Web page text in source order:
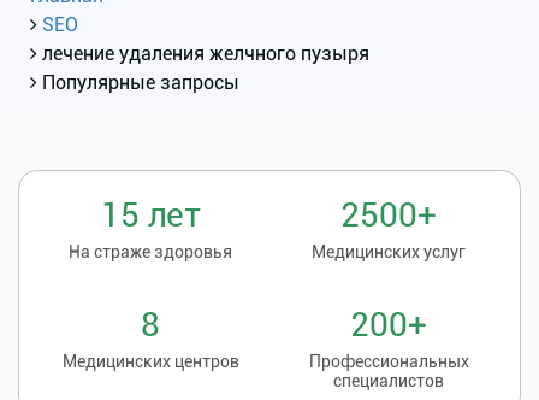
SEO
лечение удаления желчного пузыря
Популярные запросы
15 лет
На страже здоровья
2500+
Медицинских услуг
8
Медицинских центров
200+
Профессиональных
специалистов